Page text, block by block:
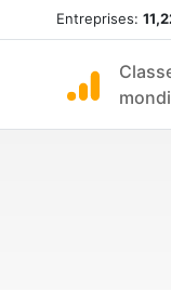
Entreprises: